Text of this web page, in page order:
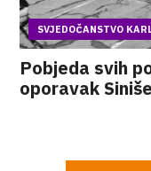
SVJEDOČANSTVO
Pobjeda svih
oporavak